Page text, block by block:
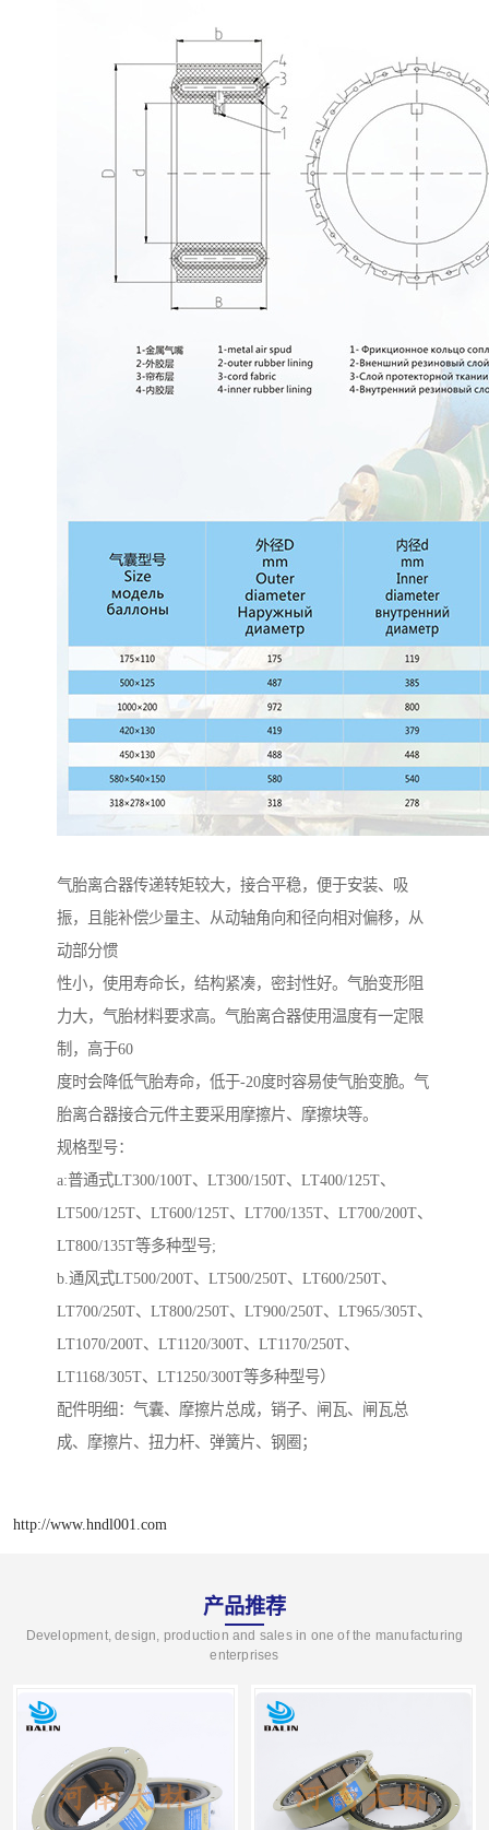
气胎离合器传递转矩较大，接合平稳，便于安装、吸
振，且能补偿少量主、从动轴角向和径向相对偏移，从
动部分惯
性小，使用寿命长，结构紧凑，密封性好。气胎变形阻
力大，气胎材料要求高。气胎离合器使用温度有一定限
制，高于60
度时会降低气胎寿命，低于-20度时容易使气胎变脆。气
胎离合器接合元件主要采用摩擦片、摩擦块等。
规格型号：
a:普通式LT300/100T、LT300/150T、LT400/125T、
LT500/125T、LT600/125T、LT700/135T、LT700/200T、
LT800/135T等多种型号;
b.通风式LT500/200T、LT500/250T、LT600/250T、
LT700/250T、LT800/250T、LT900/250T、LT965/305T、
LT1070/200T、LT1120/300T、LT1170/250T、
LT1168/305T、LT1250/300T等多种型号）
配件明细：气囊、摩擦片总成，销子、闸瓦、闸瓦总
成、摩擦片、扭力杆、弹簧片、钢圈；
http://www.hndl001.com
产品推荐
Development, design, production and sales in one of the manufacturing
enterprises